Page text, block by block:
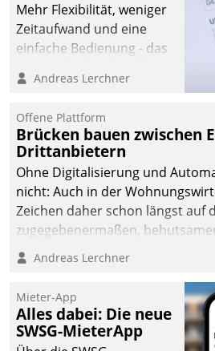
Mehr Flexibilität, weniger
Zeitaufwand und eine
einfache Bedienung - das
Cockpit für mobile
Datatrain. Die meravis
Wohnungsbau- und
Immobilien GmbH hat
sich dabei für den Betrieb
der Lösung über die SAP
Cloud Platform
entschieden - als erstes
Unternehmen am
Andreas Lerchner
Offene Plattform
Brücken bauen zwischen
Drittanbietern
Ohne Digitalisierung und
nicht: Auch in der
Zeichen daher schon längst auf
zugegebenermaßen,
Branchen.
Andreas Lerchner
Mieter-App
Alles dabei: Die neue
SWSG-MieterApp